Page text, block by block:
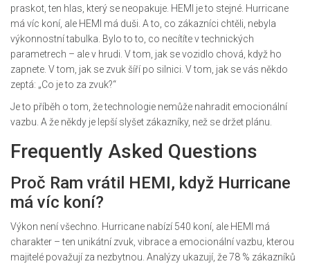
praskot, ten hlas, který se neopakuje. HEMI je to stejné. Hurricane
má víc koní, ale HEMI má duši. A to, co zákazníci chtěli, nebyla
výkonnostní tabulka. Bylo to to, co necítíte v technických
parametrech – ale v hrudi. V tom, jak se vozidlo chová, když ho
zapnete. V tom, jak se zvuk šíří po silnici. V tom, jak se vás někdo
zeptá: „Co je to za zvuk?“
Je to příběh o tom, že technologie nemůže nahradit emocionální
vazbu. A že někdy je lepší slyšet zákazníky, než se držet plánu.
Frequently Asked Questions
Proč Ram vrátil HEMI, když Hurricane
má víc koní?
Výkon není všechno. Hurricane nabízí 540 koní, ale HEMI má
charakter – ten unikátní zvuk, vibrace a emocionální vazbu, kterou
majitelé považují za nezbytnou. Analýzy ukazují, že 78 % zákazníků